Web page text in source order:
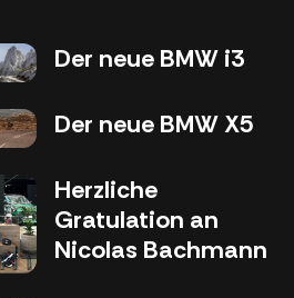
Der neue BMW i3
Der neue BMW X5
Herzliche
Gratulation an
Nicolas Bachmann